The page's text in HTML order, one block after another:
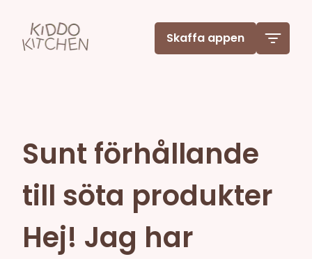
Skaffa appen
Sunt förhållande
till söta produkter
Hej! Jag har